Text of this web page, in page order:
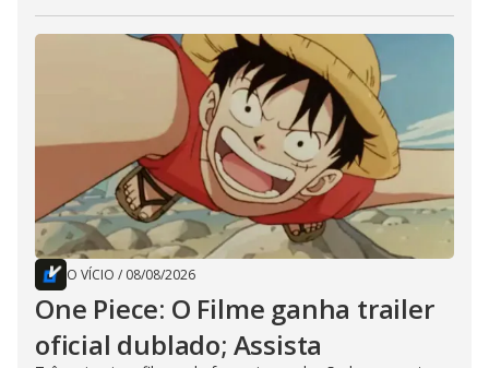
O VÍCIO / 08/08/2026
One Piece: O Filme ganha trailer
oficial dublado; Assista